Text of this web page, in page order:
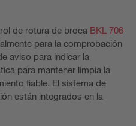
de rotura de broca BKL 706
para la comprobación
aviso para indicar la
para mantener limpia la
fiable. El sistema de
están integrados en la